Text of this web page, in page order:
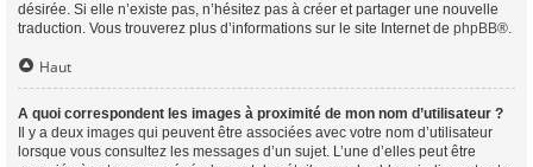
désirée. Si elle n’existe pas, n’hésitez pas à créer et partager une nouvelle
traduction. Vous trouverez plus d’informations sur le site Internet de phpBB®.
Haut
A quoi correspondent les images à proximité de mon nom d’utilisateur ?
Il y a deux images qui peuvent être associées avec votre nom d’utilisateur
lorsque vous consultez les messages d’un sujet. L’une d’elles peut être